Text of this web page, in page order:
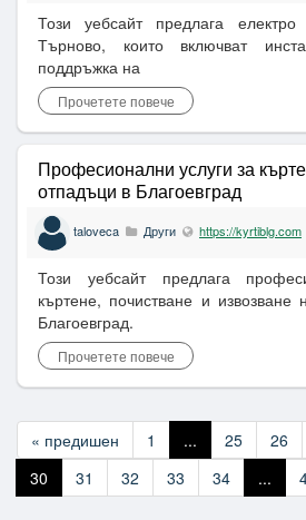
Този уебсайт предлага
Търново, които включват
поддръжка на
Прочетете повече
Професионални услуги за
отпадъци в Благоевград
taloveca Други https://kyrtiblg.com
Този уебсайт предлага
къртене, почистване и
Благоевград.
Прочетете повече
« предишен 1 ... 25 26
30
31 32 33 34 ...